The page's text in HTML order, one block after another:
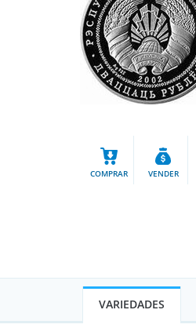
COMPRAR VENDER
VARIEDADES